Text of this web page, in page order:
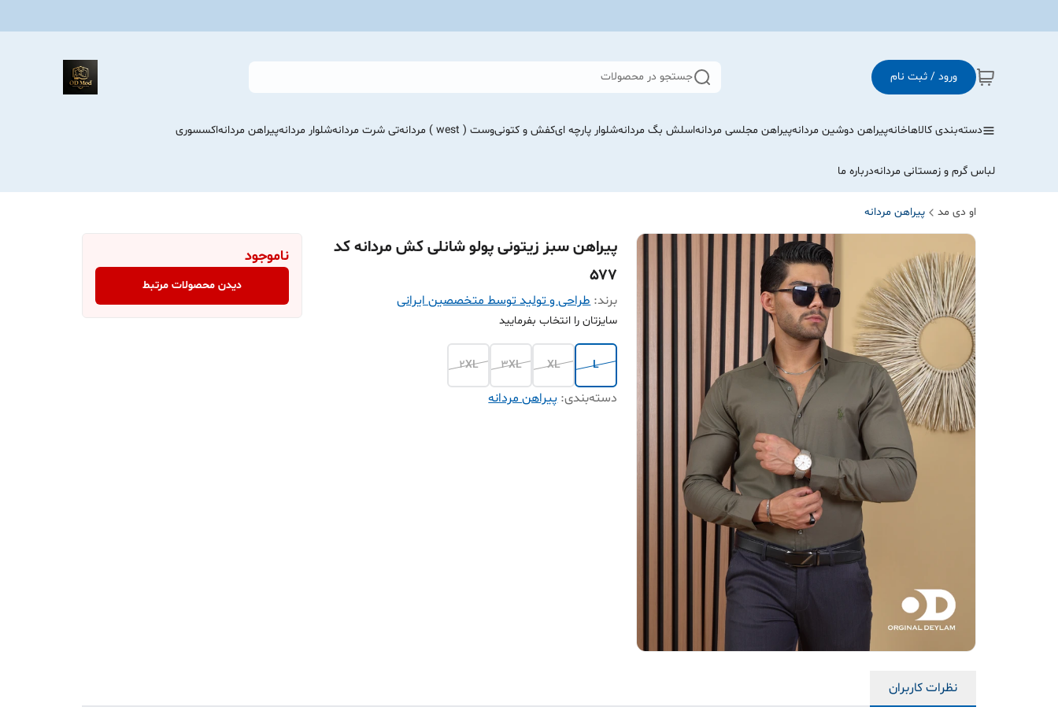
ورود / ثبت نام جستجو در محصولات
دسته‌بندی کالاهاخانهپیراهن دوشین مردانهپیراهن مجلسی مردانهاسلش بگ مردانهشلوار پارچه ایکفش و کتونیوست ( west ) مردانه تی شرت مردانهشلوار مردانهپیراهن مردانهاکسسوری
لباس گرم و زمستانی مردانهدرباره ما
او دی مد پیراهن مردانه
پیراهن سبز زیتونی پولو شانلی کش مردانه کد
۵۷۷
برند: طراحی و تولید توسط متخصصین ایرانی
سایزتان را انتخاب بفرمایید
L
XL
3XL
2XL
دسته‌بندی:پیراهن مردانه
ناموجود
دیدن محصولات مرتبط
نظرات کاربران